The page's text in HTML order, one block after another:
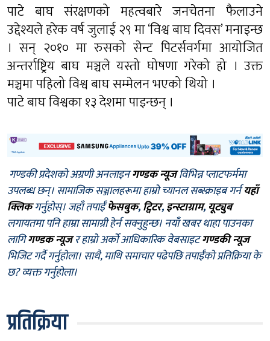
पाटे बाघ संरक्षणको महत्वबारे जनचेतना फैलाउने
उद्देश्यले हरेक वर्ष जुलाई २९ मा ‘विश्व बाघ दिवस’ मनाइन्छ
। सन् २०१० मा रुसको सेन्ट पिटर्सवर्गमा आयोजित
अन्तर्राष्ट्रिय बाघ मञ्चले यस्तो घोषणा गरेको हो । उक्त
मञ्चमा पहिलो विश्व बाघ सम्मेलन भएको थियो ।
पाटे बाघ विश्वका १३ देशमा पाइन्छन् ।
गण्डकी प्रदेशको अग्रणी अनलाइनगण्डक न्यूजविभिन्न प्लाटफर्ममा
उपलब्ध छन्। सामाजिक सञ्जालहरूमा हाम्रो च्यानल सब्स्क्राइब गर्नयहाँ
क्लिकगर्नुहोस्। जहाँ तपाईँफेसबुक,ट्विटर,इन्स्टाग्राम, यूट्युब
लगायतमा पनि हाम्रा सामाग्री हेर्न सक्नुहुन्छ। नयाँ खबर थाहा पाउनका
लागिगण्डक न्यूजर हाम्रो अर्को आधिकारिक वेबसाइटगण्डकी न्यूज
भिजिट गर्दै गर्नुहोला। साथै, माथि समाचार पढेपछि तपाईँको प्रतिक्रिया के
छ? व्यक्त गर्नुहोला।
प्रतिक्रिया